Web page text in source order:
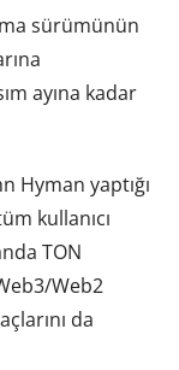
sürümünün
ayına kadar
Hyman yaptığı
kullanıcı
TON
Web2
da